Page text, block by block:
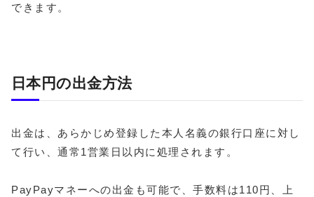
できます。
日本円の出金方法
出金は、あらかじめ登録した本人名義の銀行口座に対し
て行い、通常1営業日以内に処理されます。
PayPayマネーへの出金も可能で、手数料は110円、上